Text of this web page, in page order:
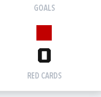
GOALS
0
RED CARDS